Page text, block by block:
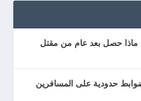
ماذا حصل بعد عام من مقتل
حدودية على المسافرين